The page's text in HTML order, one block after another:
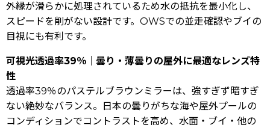
外縁が滑らかに処理されているため水の抵抗を最小化し、
スピードを削がない設計です。OWSでの並走確認やブイの
目視にも有利です。
可視光透過率39％｜曇り・薄曇りの屋外に最適なレンズ特
性
透過率39％のパステルブラウンミラーは、強すぎず暗すぎ
ない絶妙なバランス。日本の曇りがちな海や屋外プールの
コンディションでコントラストを高め、水面・ブイ・他の